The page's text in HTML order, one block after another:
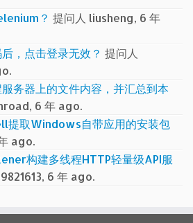
？ 提问人 liusheng, 6 年
，点击登录无效？ 提问人
务器上的文件内容，并汇总到本
6 年 ago.
提取Windows自带应用的安装包
ago.
构建多线程HTTP轻量级API服
6 年 ago.